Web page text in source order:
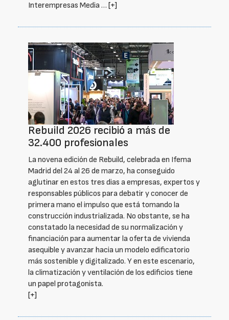
Interempresas Media … [+]
Rebuild 2026 recibió a más de
32.400 profesionales
La novena edición de Rebuild, celebrada en Ifema
Madrid del 24 al 26 de marzo, ha conseguido
aglutinar en estos tres dias a empresas, expertos y
responsables públicos para debatir y conocer de
primera mano el impulso que está tomando la
construcción industrializada. No obstante, se ha
constatado la necesidad de su normalización y
financiación para aumentar la oferta de vivienda
asequible y avanzar hacia un modelo edificatorio
más sostenible y digitalizado. Y en este escenario,
la climatización y ventilación de los edificios tiene
un papel protagonista.
[+]